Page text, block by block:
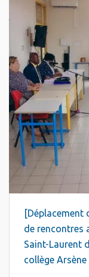
[Déplacement
de rencontres
Saint-Laurent
collège